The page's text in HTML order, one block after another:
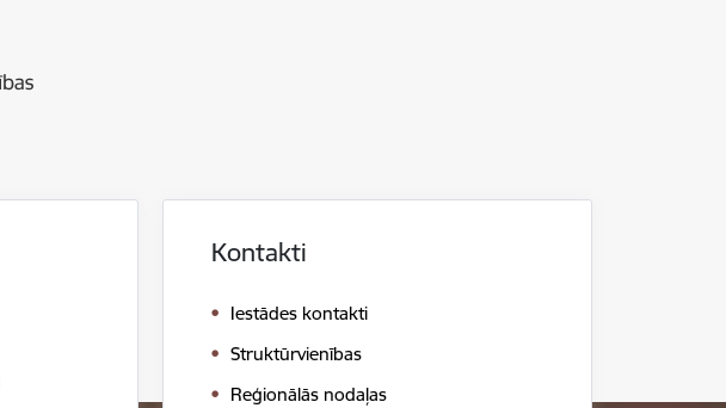
Kontakti
Iestādes kontakti
Struktūrvienības
Reģionālās nodaļas